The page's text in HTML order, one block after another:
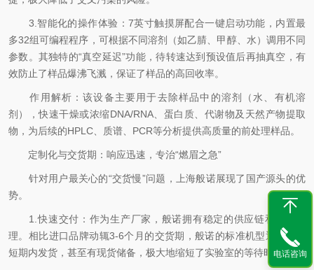
3.智能化的操作体验：7英寸触摸屏配合一键启动功能，内置最
多32组可编程程序，可根据不同溶剂（如乙腈、甲醇、水）调用不同
参数。其独特的“真空延迟”功能，待转速达到预设值后再抽真空，有
效防止了样品爆沸飞溅，保证了样品的高回收率。
作用解析：该设备主要用于去除样品中的溶剂（水、有机溶
剂），快速干燥或浓缩DNA/RNA、蛋白质、代谢物及天然产物提取
物，为后续的HPLC、质谱、PCR等分析提供高质量的前处理样品。
定制化与交货期：响应迅速，专治“燃眉之急”
针对用户最关心的“交货慢”问题，上海般诺展现了国产源头的优
势。
1.快速交付：作为生产厂家，般诺拥有稳定的供应链和库存管
理。相比进口品牌动辄3-6个月的交货期，般诺的标准机型通常能在
短期内发货，甚至有现货储备，极大地缩短了实验室的等待时间。
电话咨询